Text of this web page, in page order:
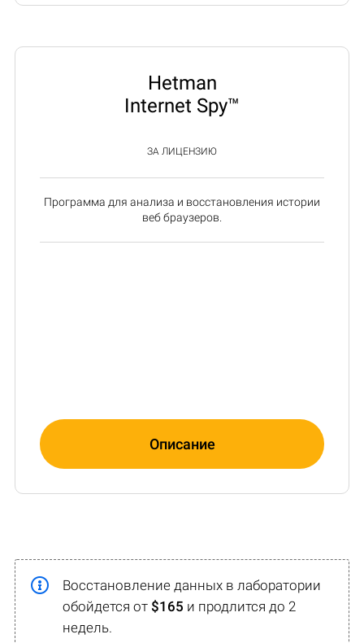
Hetman
Internet Spy™
ЗА ЛИЦЕНЗИЮ
Программа для анализа и восстановления истории
веб браузеров.
Описание
Восстановление данных в лаборатории
обойдется от $165 и продлится до 2
недель.